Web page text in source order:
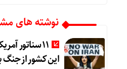
نوشته های
11 سناتور
این کشور از جنگ